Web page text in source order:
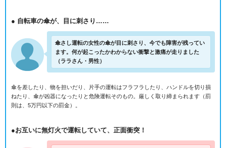
● 自転車の傘が、目に刺さり……
傘さし運転の女性の傘が目に刺さり、今でも障害が残ってい
ます。何が起こったかわからない衝撃と激痛が走りました
（ララさん・男性）
傘を差したり、物を担いだり、片手の運転はフラフラしたり、ハンドルを切り損
ねたり、傘が凶器になったりと危険運転そのもの。厳しく取り締まられます（罰
則は、5万円以下の罰金）。
●お互いに無灯火で運転していて、正面衝突！